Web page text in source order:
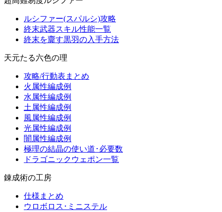
ルシファー(スパルシ)攻略
終末武器スキル性能一覧
終末を齎す黒羽の入手方法
天元たる六色の理
攻略/行動表まとめ
火属性編成例
水属性編成例
土属性編成例
風属性編成例
光属性編成例
闇属性編成例
極理の結晶の使い道･必要数
ドラゴニックウェポン一覧
錬成術の工房
仕様まとめ
ウロボロス･ミニステル